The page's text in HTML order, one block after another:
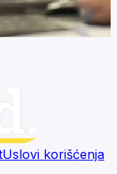
Uslovi korišćenja